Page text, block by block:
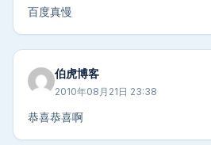
百度真慢
伯虎博客
2010年08月21日 23:38
恭喜恭喜啊